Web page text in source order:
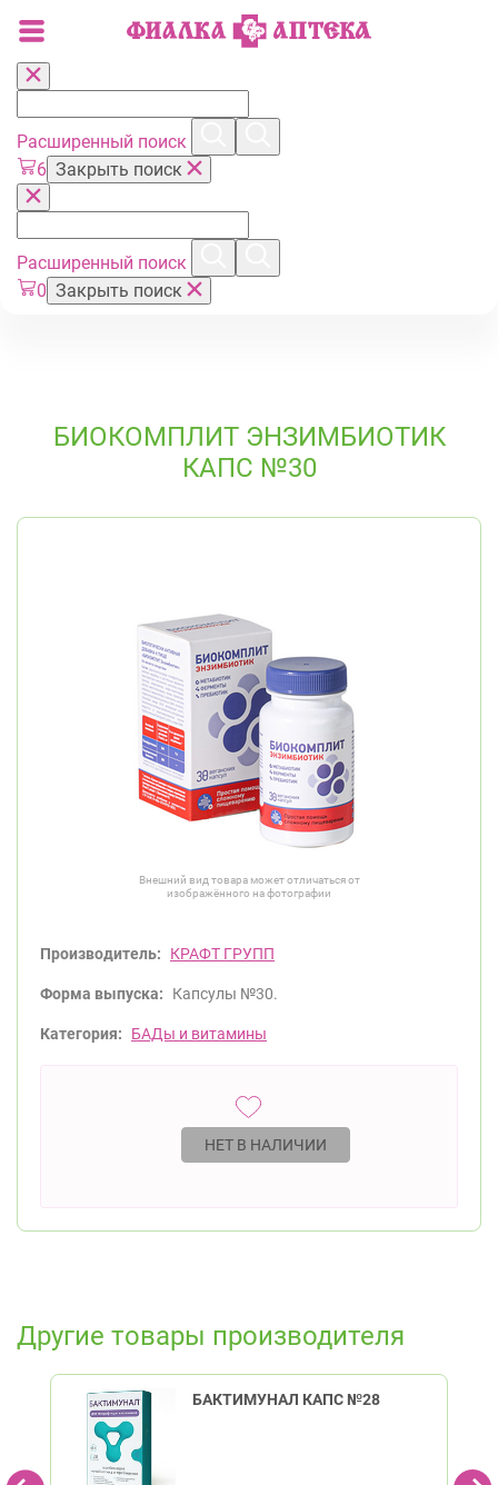
Расширенный поиск
6 Закрыть поиск
Расширенный поиск
0 Закрыть поиск
БИОКОМПЛИТ ЭНЗИМБИОТИК
КАПС №30
Внешний вид товара может отличаться от
изображённого на фотографии
Производитель: КРАФТ ГРУПП
Форма выпуска: Капсулы №30.
Категория: БАДы и витамины
НЕТ В НАЛИЧИИ
Другие товары производителя
БАКТИМУНАЛ КАПС №28